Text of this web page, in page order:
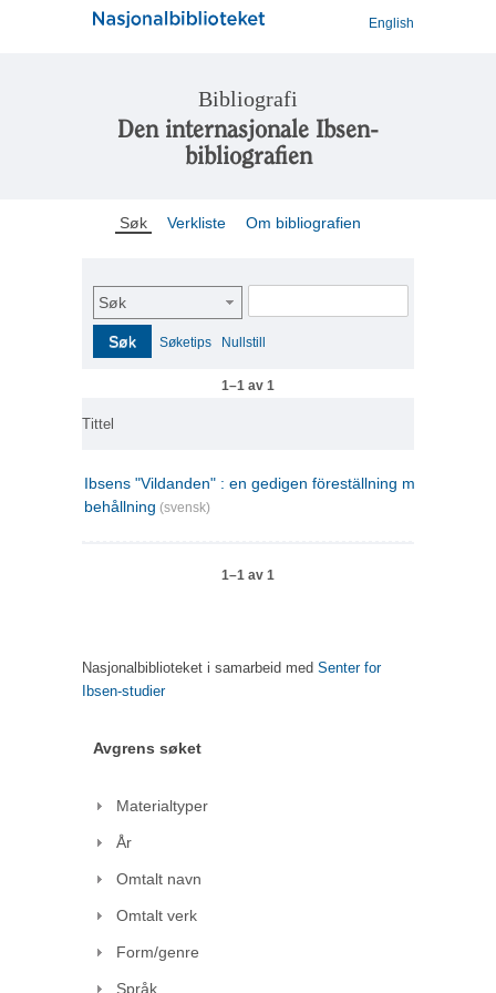
English
Bibliografi
Den internasjonale Ibsen-
bibliografien
Søk Verkliste Om bibliografien
Søk
Søk Søketips Nullstill
1–1 av 1
Tittel
Ibsens "Vildanden" : en gedigen föreställning med rik
behållning (svensk)
1–1 av 1
Nasjonalbiblioteket i samarbeid med Senter for
Ibsen-studier
Avgrens søket
Materialtyper
År
Omtalt navn
Omtalt verk
Form/genre
Språk